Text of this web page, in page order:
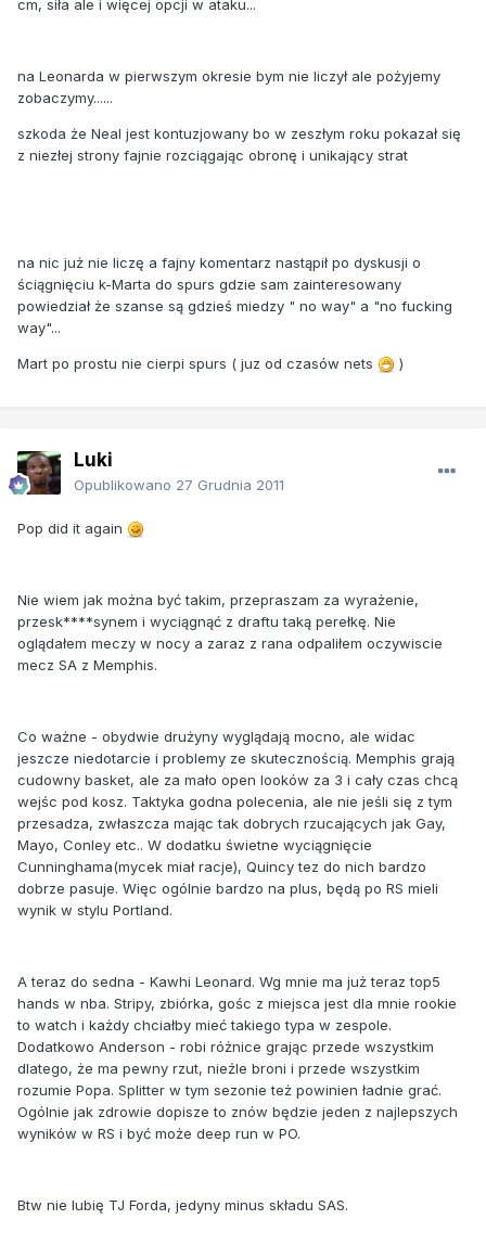
cm, siła ale i więcej opcji w ataku...
na Leonarda w pierwszym okresie bym nie liczył ale pożyjemy
zobaczymy......
szkoda że Neal jest kontuzjowany bo w zeszłym roku pokazał się
z niezłej strony fajnie rozciągając obronę i unikający strat
na nic już nie liczę a fajny komentarz nastąpił po dyskusji o
ściągnięciu k-Marta do spurs gdzie sam zainteresowany
powiedział że szanse są gdzieś miedzy " no way" a "no fucking
way"...
Mart po prostu nie cierpi spurs ( juz od czasów nets )
Luki
Opublikowano 27 Grudnia 2011
Pop did it again
Nie wiem jak można być takim, przepraszam za wyrażenie,
przesk****synem i wyciągnąć z draftu taką perełkę. Nie
oglądałem meczy w nocy a zaraz z rana odpaliłem oczywiscie
mecz SA z Memphis.
Co ważne - obydwie drużyny wyglądają mocno, ale widac
jeszcze niedotarcie i problemy ze skutecznością. Memphis grają
cudowny basket, ale za mało open looków za 3 i cały czas chcą
wejśc pod kosz. Taktyka godna polecenia, ale nie jeśli się z tym
przesadza, zwłaszcza mając tak dobrych rzucających jak Gay,
Mayo, Conley etc.. W dodatku świetne wyciągnięcie
Cunninghama(mycek miał racje), Quincy tez do nich bardzo
dobrze pasuje. Więc ogólnie bardzo na plus, będą po RS mieli
wynik w stylu Portland.
A teraz do sedna - Kawhi Leonard. Wg mnie ma już teraz top5
hands w nba. Stripy, zbiórka, gośc z miejsca jest dla mnie rookie
to watch i każdy chciałby mieć takiego typa w zespole.
Dodatkowo Anderson - robi różnice grając przede wszystkim
dlatego, że ma pewny rzut, nieźle broni i przede wszystkim
rozumie Popa. Splitter w tym sezonie też powinien ładnie grać.
Ogólnie jak zdrowie dopisze to znów będzie jeden z najlepszych
wyników w RS i być może deep run w PO.
Btw nie lubię TJ Forda, jedyny minus składu SAS.